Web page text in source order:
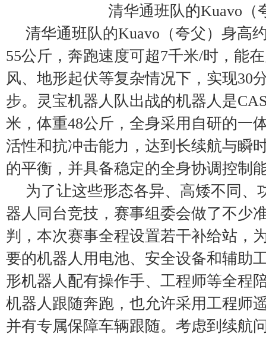
清华通班队的Kuavo（
清华通班队的Kuavo（夸父）身高
55公斤，奔跑速度可超7千米/时，能
风、地形起伏等复杂情况下，实现30
步。灵宝机器人队出战的机器人是
米，体重48公斤，全身采用自研的一
活性和抗冲击能力，达到长续航与瞬
的平衡，并具备稳定的全身协调控
为了让这些形态各异、高矮不同、
器人同台竞技，赛事组委会做了不少
判，本次赛事全程设置若干补给站，
要的机器人用电池、安全设备和辅助
形机器人配有操作手、工程师等全程
机器人跟随奔跑，也允许采用工程师
并有专属保障车辆跟随。考虑到续航